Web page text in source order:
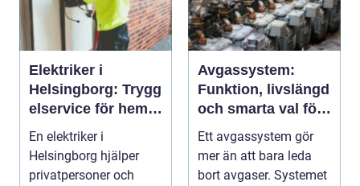
Elektriker i
Helsingborg: Trygg
elservice för hem
och företag
En elektriker i
Helsingborg hjälper
privatpersoner och
Avgassystem:
Funktion, livslängd
och smarta val för
bilägare
Ett avgassystem gör
mer än att bara leda
bort avgaser. Systemet